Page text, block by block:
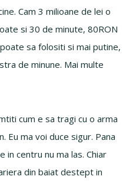
Cam 3 milioane de lei o
si 30 de minute, 80RON
sa folositi si mai putine,
de minune. Mai multe
cum e sa tragi cu o arma
Eu ma voi duce sigur. Pana
in centru nu ma las. Chiar
din baiat destept in